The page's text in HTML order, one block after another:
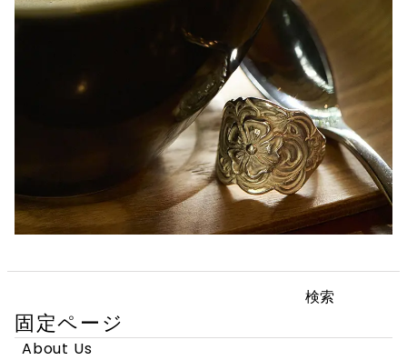
索:
固定ページ
About Us